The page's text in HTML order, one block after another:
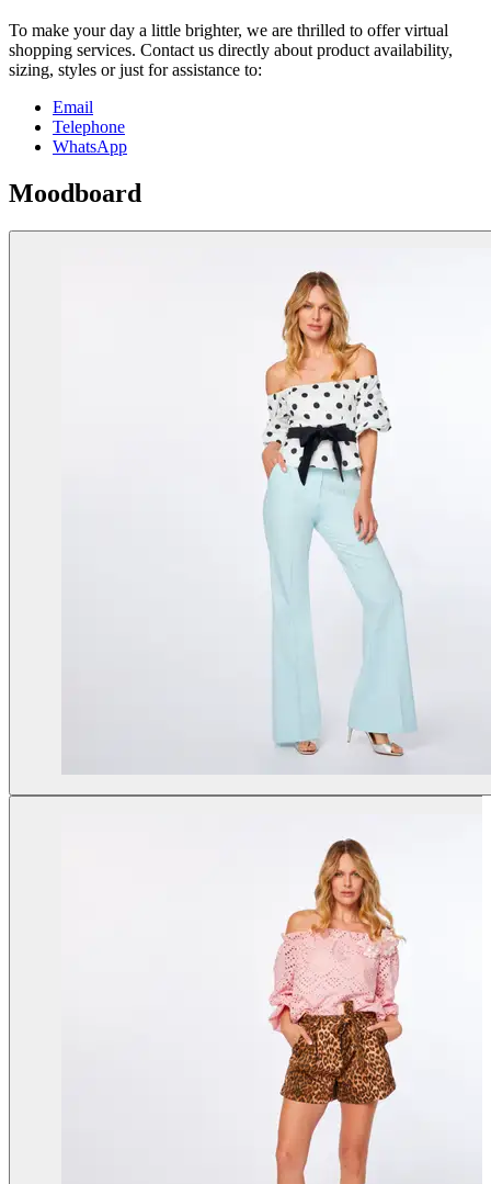
To make your day a little brighter, we are thrilled to offer virtual
shopping services. Contact us directly about product availability,
sizing, styles or just for assistance to:
Email
Telephone
WhatsApp
Moodboard